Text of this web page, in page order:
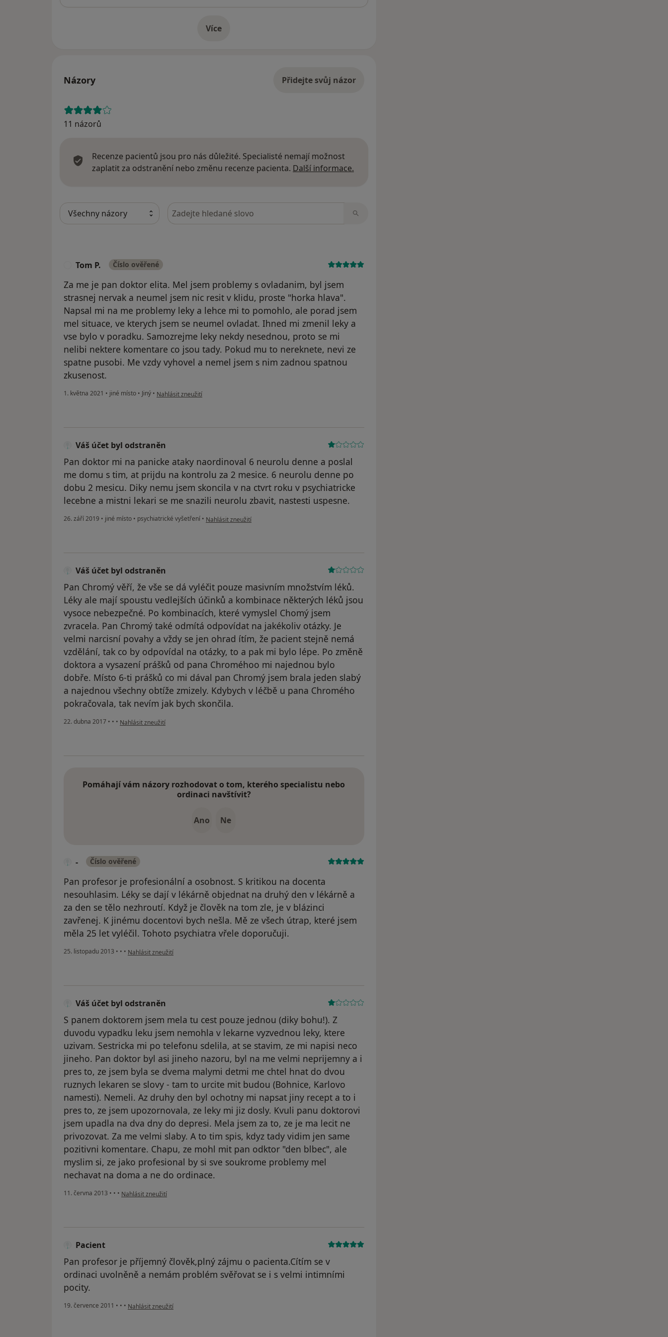
Víceo adrese
Názory Přidejte svůj názor
11 názorů
Recenze pacientů jsou pro nás důležité. Specialisté nemají možnost
zaplatit za odstranění nebo změnu recenze pacienta. Další informace.
Hledejte v názorech
Tom P. Číslo ověřené
Za me je pan doktor elita. Mel jsem problemy s ovladanim, byl jsem
strasnej nervak a neumel jsem nic resit v klidu, proste "horka hlava".
Napsal mi na me problemy leky a lehce mi to pomohlo, ale porad jsem
mel situace, ve kterych jsem se neumel ovladat. Ihned mi zmenil leky a
vse bylo v poradku. Samozrejme leky nekdy nesednou, proto se mi
nelibi nektere komentare co jsou tady. Pokud mu to nereknete, nevi ze
spatne pusobi. Me vzdy vyhovel a nemel jsem s nim zadnou spatnou
zkusenost.
1. května 2021 • jiné místo • Jiný • podle názoru uživatele Tom P.
Nahlásit zneužití
Váš účet byl odstraněn
Pan doktor mi na panicke ataky naordinoval 6 neurolu denne a poslal
me domu s tim, at prijdu na kontrolu za 2 mesice. 6 neurolu denne po
dobu 2 mesicu. Diky nemu jsem skoncila v na ctvrt roku v psychiatricke
lecebne a mistni lekari se me snazili neurolu zbavit, nastesti uspesne.
26. září 2019 • jiné místo • psychiatrické vyšetření • podle názoru uživatele Váš účet byl odstraněn
Nahlásit zneužití
Váš účet byl odstraněn
Pan Chromý věří, že vše se dá vyléčit pouze masivním množstvím léků.
Léky ale mají spoustu vedlejších účinků a kombinace některých léků jsou
vysoce nebezpečné. Po kombinacích, které vymyslel Chomý jsem
zvracela. Pan Chromý také odmítá odpovídat na jakékoliv otázky. Je
velmi narcisní povahy a vždy se jen ohrad ítím, že pacient stejně nemá
vzdělání, tak co by odpovídal na otázky, to a pak mi bylo lépe. Po změně
doktora a vysazení prášků od pana Chroméhoo mi najednou bylo
dobře. Místo 6-ti prášků co mi dával pan Chromý jsem brala jeden slabý
a najednou všechny obtíže zmizely. Kdybych v léčbě u pana Chromého
pokračovala, tak nevím jak bych skončila.
22. dubna 2017 • • • podle názoru uživatele Váš účet byl odstraněn
Nahlásit zneužití
Pomáhají vám názory rozhodovat o tom, kterého specialistu nebo
ordinaci navštívit?
Ano Ne
- Číslo ověřené
Pan profesor je profesionální a osobnost. S kritikou na docenta
nesouhlasim. Léky se dají v lékárně objednat na druhý den v lékárně a
za den se tělo nezhroutí. Když je člověk na tom zle, je v blázinci
zavřenej. K jinému docentovi bych nešla. Mě ze všech útrap, které jsem
měla 25 let vyléčil. Tohoto psychiatra vřele doporučuji.
25. listopadu 2013 • • • podle názoru uživatele -
Nahlásit zneužití
Váš účet byl odstraněn
S panem doktorem jsem mela tu cest pouze jednou (diky bohu!). Z
duvodu vypadku leku jsem nemohla v lekarne vyzvednou leky, ktere
uzivam. Sestricka mi po telefonu sdelila, at se stavim, ze mi napisi neco
jineho. Pan doktor byl asi jineho nazoru, byl na me velmi neprijemny a i
pres to, ze jsem byla se dvema malymi detmi me chtel hnat do dvou
ruznych lekaren se slovy - tam to urcite mit budou (Bohnice, Karlovo
namesti). Nemeli. Az druhy den byl ochotny mi napsat jiny recept a to i
pres to, ze jsem upozornovala, ze leky mi jiz dosly. Kvuli panu doktorovi
jsem upadla na dva dny do depresi. Mela jsem za to, ze je ma lecit ne
privozovat. Za me velmi slaby. A to tim spis, kdyz tady vidim jen same
pozitivni komentare. Chapu, ze mohl mit pan odktor "den blbec", ale
myslim si, ze jako profesional by si sve soukrome problemy mel
nechavat na doma a ne do ordinace.
11. června 2013 • • • podle názoru uživatele Váš účet byl odstraněn
Nahlásit zneužití
Pacient
Pan profesor je příjemný člověk,plný zájmu o pacienta.Cítím se v
ordinaci uvolněně a nemám problém svěřovat se i s velmi intimními
pocity.
19. července 2011 • • • podle názoru uživatele Pacient
Nahlásit zneužití